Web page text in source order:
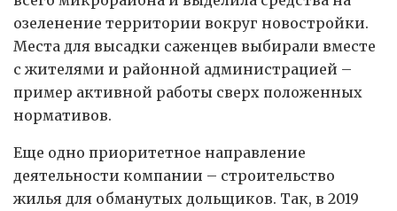
озеленение территории вокруг новостройки.
Места для высадки саженцев выбирали вместе
с жителями и районной администрацией –
пример активной работы сверх положенных
нормативов.
Еще одно приоритетное направление
деятельности компании – строительство
жилья для обманутых дольщиков. Так, в 2019